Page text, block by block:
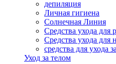
депиляция
Личная гигиена
Солнечная Линия
Средства ухода для
Средства ухода для
средства для ухода
Уход за телом